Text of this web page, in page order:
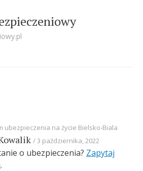
ubezpieczenia na życie Bielsko-Biala
3 października, 2022
o ubezpieczenia? Zapytaj
.